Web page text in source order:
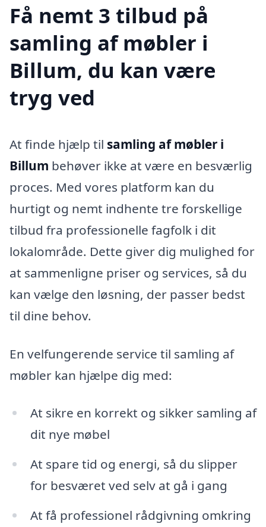
Få nemt 3 tilbud på
samling af møbler i
Billum, du kan være
tryg ved
At finde hjælp til samling af møbler i
Billum behøver ikke at være en besværlig
proces. Med vores platform kan du
hurtigt og nemt indhente tre forskellige
tilbud fra professionelle fagfolk i dit
lokalområde. Dette giver dig mulighed for
at sammenligne priser og services, så du
kan vælge den løsning, der passer bedst
til dine behov.
En velfungerende service til samling af
møbler kan hjælpe dig med:
At sikre en korrekt og sikker samling af
dit nye møbel
At spare tid og energi, så du slipper
for besværet ved selv at gå i gang
At få professionel rådgivning omkring